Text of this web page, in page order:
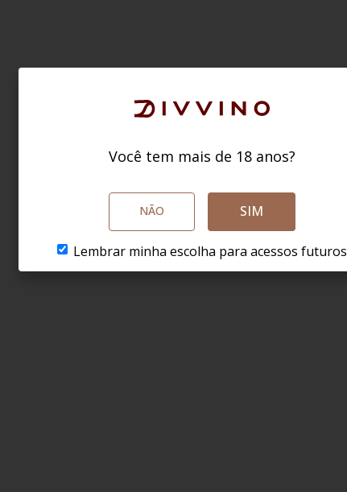
Você tem mais de 18 anos?
NÃO SIM
Lembrar minha escolha para acessos futuros